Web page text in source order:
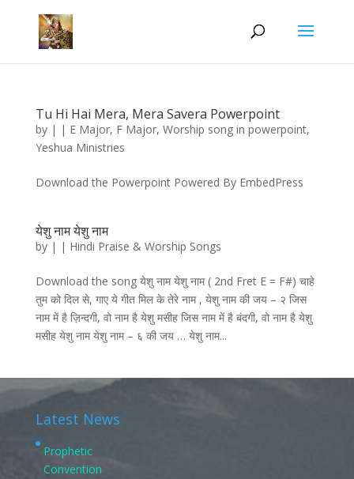
Tu Hi Hai Mera, Mera Savera Powerpoint
by | | E Major, F Major, Worship song in powerpoint,
Yeshua Ministries
Download the Powerpoint Powered By EmbedPress
येशु नाम येशु नाम
by | | Hindi Praise & Worship Songs
Download the song येशु नाम येशु नाम ( 2nd Fret E = F#) चाहे
तुम को दिल से, गाए ये गीत मिल के तेरे नाम , येशु नाम की जय – २ जिस
नाम में है ज़िन्दगी, वो नाम है येशु मसीह जिस नाम में है बंदगी, वो नाम है येशु
मसीह येशु नाम येशु नाम – ६ की जय … येशु नाम...
Latest News
Prophetic
Convention